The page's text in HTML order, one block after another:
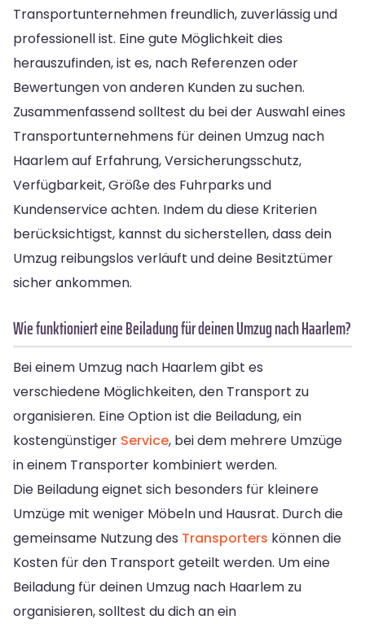
Transportunternehmen freundlich, zuverlässig und
professionell ist. Eine gute Möglichkeit dies
herauszufinden, ist es, nach Referenzen oder
Bewertungen von anderen Kunden zu suchen.
Zusammenfassend solltest du bei der Auswahl eines
Transportunternehmens für deinen Umzug nach
Haarlem auf Erfahrung, Versicherungsschutz,
Verfügbarkeit, Größe des Fuhrparks und
Kundenservice achten. Indem du diese Kriterien
berücksichtigst, kannst du sicherstellen, dass dein
Umzug reibungslos verläuft und deine Besitztümer
sicher ankommen.
Wie funktioniert eine Beiladung für deinen Umzug nach Haarlem?
Bei einem Umzug nach Haarlem gibt es
verschiedene Möglichkeiten, den Transport zu
organisieren. Eine Option ist die Beiladung, ein
kostengünstiger Service, bei dem mehrere Umzüge
in einem Transporter kombiniert werden.
Die Beiladung eignet sich besonders für kleinere
Umzüge mit weniger Möbeln und Hausrat. Durch die
gemeinsame Nutzung des Transporters können die
Kosten für den Transport geteilt werden. Um eine
Beiladung für deinen Umzug nach Haarlem zu
organisieren, solltest du dich an ein